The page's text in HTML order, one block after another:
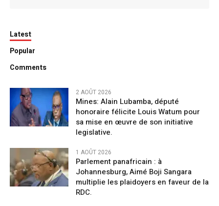
Latest
Popular
Comments
2 AOÛT 2026
Mines: Alain Lubamba, député
honoraire félicite Louis Watum pour
sa mise en œuvre de son initiative
legislative.
1 AOÛT 2026
Parlement panafricain : à
Johannesburg, Aimé Boji Sangara
multiplie les plaidoyers en faveur de la
RDC.